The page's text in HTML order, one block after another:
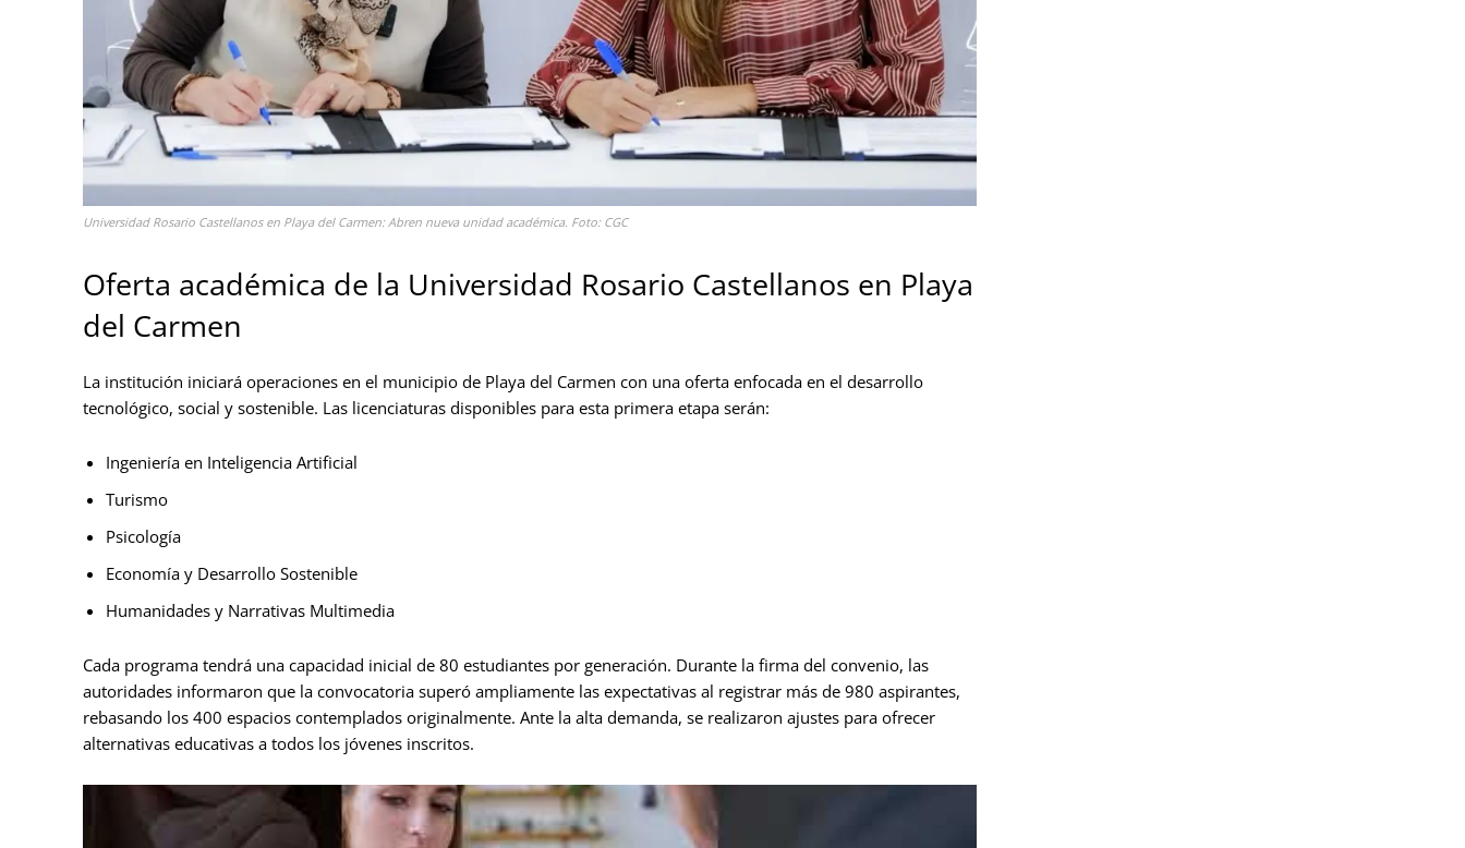
Universidad Rosario Castellanos en Playa del Carmen: Abren nueva unidad académica. Foto: CGC
Oferta académica de la Universidad Rosario Castellanos en Playa
del Carmen
La institución iniciará operaciones en el municipio de Playa del Carmen con una oferta enfocada en el desarrollo
tecnológico, social y sostenible. Las licenciaturas disponibles para esta primera etapa serán:
Ingeniería en Inteligencia Artificial
Turismo
Psicología
Economía y Desarrollo Sostenible
Humanidades y Narrativas Multimedia
Cada programa tendrá una capacidad inicial de 80 estudiantes por generación. Durante la firma del convenio, las
autoridades informaron que la convocatoria superó ampliamente las expectativas al registrar más de 980 aspirantes,
rebasando los 400 espacios contemplados originalmente. Ante la alta demanda, se realizaron ajustes para ofrecer
alternativas educativas a todos los jóvenes inscritos.